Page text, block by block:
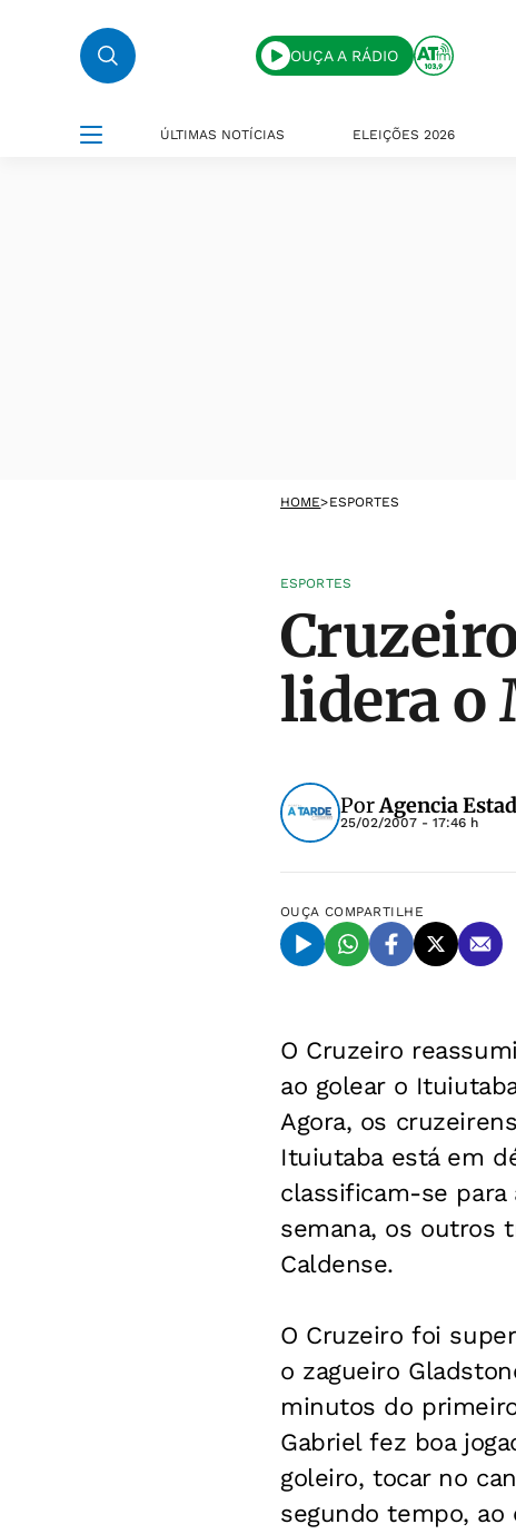
OUÇA A RÁDIO
ÚLTIMAS NOTÍCIAS ELEIÇÕES 2026
HOME>ESPORTES
ESPORTES
lidera o
PorAgencia
25/02/2007 - 17:46 h
OUÇA COMPARTILHE
O Cruzeiro
ao golear o
Agora, os
Ituiutaba está em
classificam-se
semana, os outros
Caldense.
O Cruzeiro foi
o zagueiro
minutos do
Gabriel fez boa
goleiro, tocar no
segundo tempo, ao